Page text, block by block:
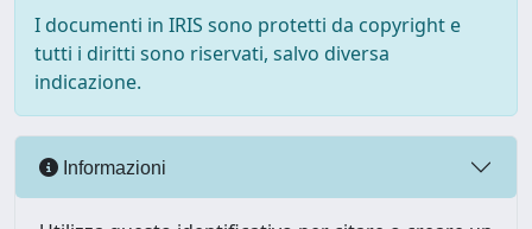
I documenti in IRIS sono protetti da copyright e
tutti i diritti sono riservati, salvo diversa
indicazione.
Informazioni